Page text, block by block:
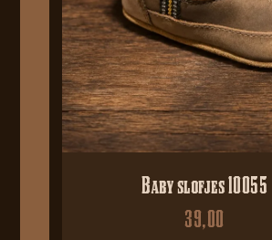
Baby slofjes 10055
39,00